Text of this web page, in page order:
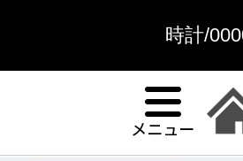
時計/